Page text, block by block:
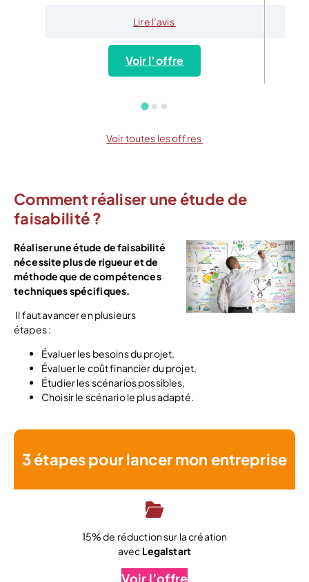
Lire l’avis
Voir l’offre
Voir toutes les offres
Comment réaliser une étude de
faisabilité ?
Réaliser une étude de faisabilité
nécessite plus de rigueur et de
méthode que de compétences
techniques spécifiques.
Il faut avancer en plusieurs
étapes :
Évaluer les besoins du projet,
Évaluer le coût financier du projet,
Étudier les scénarios possibles,
Choisir le scénario le plus adapté.
3 étapes pour lancer mon entreprise
15% de réduction sur la création
avec Legalstart
Voir l’offre